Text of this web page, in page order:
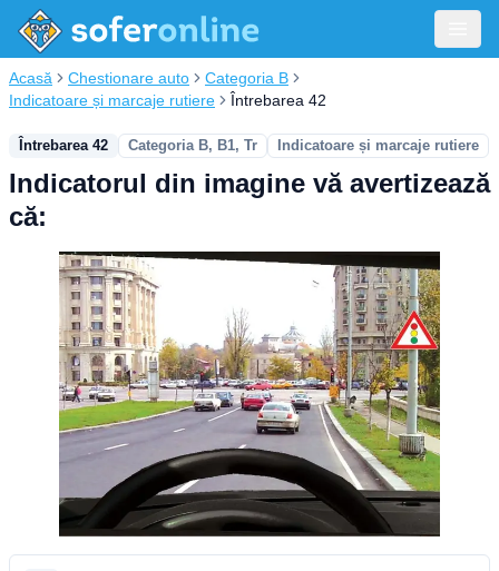
Acasă Chestionare auto
Categoria B
Indicatoare și marcaje rutiere
Întrebarea 42
Întrebarea 42 Categoria B, B1, Tr Indicatoare și marcaje rutiere
Indicatorul din imagine vă avertizează
că: